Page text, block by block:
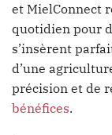
et MielConnect
quotidien pour
s’insèrent
d’une
précision et de
bénéfices.